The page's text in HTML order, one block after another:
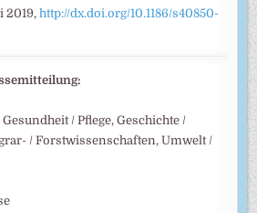
2019,http://dx.doi.org/10.1186/s40850-
/ Pflege, Geschichte /
/ Forstwissenschaften, Umwelt /